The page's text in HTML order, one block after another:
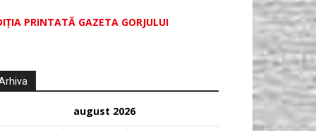
PRINTATĂ GAZETA GORJULUI
august 2026